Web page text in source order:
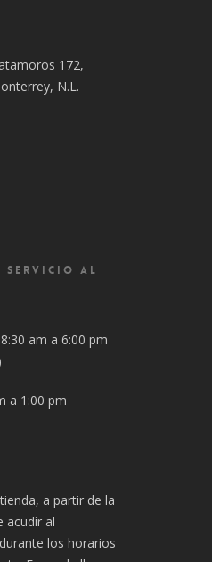
172,
N.L.
SERVICIO AL
am a 6:00 pm
a 1:00 pm
a partir de la
acudir al
los horarios